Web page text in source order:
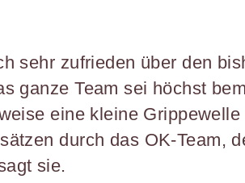
sehr zufrieden über den
ganze Team sei höchst
eine kleine
durch das OK-Team,
sie.